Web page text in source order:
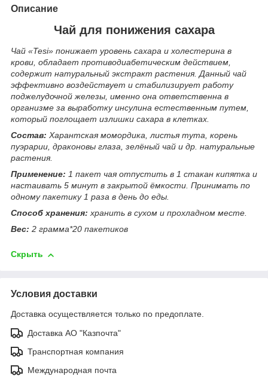
Описание
Чай для понижения сахара
Чай «Tesi» понижает уровень сахара и холестерина в
крови, обладает противодиабетическим действием,
содержит натуральный экстракт растения. Данный чай
эффективно воздействует и стабилизирует работу
поджелудочной железы, именно она ответственна в
организме за выработку инсулина естественным путем,
который поглощает излишки сахара в клетках.
Состав: Харантская момордика, листья тута, корень
пуэрарии, драконовы глаза, зелёный чай и др. натуральные
растения.
Применение: 1 пакет чая отпустить в 1 стакан кипятка и
настаивать 5 минут в закрытой ёмкости. Принимать по
одному пакетику 1 раза в день до еды.
Способ хранения: хранить в сухом и прохладном месте.
Вес: 2 грамма*20 пакетиков
Скрыть
Условия доставки
Доставка осуществляется только по предоплате.
Доставка АО "Казпочта"
Транспортная компания
Международная почта